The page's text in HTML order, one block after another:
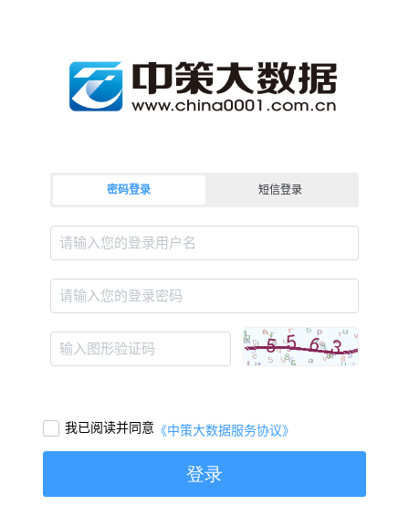
密码登录 短信登录
请输入您的登录用户名
请输入您的登录密码
输入图形验证码
我已阅读并同意 《中策大数据服务协议》
登录